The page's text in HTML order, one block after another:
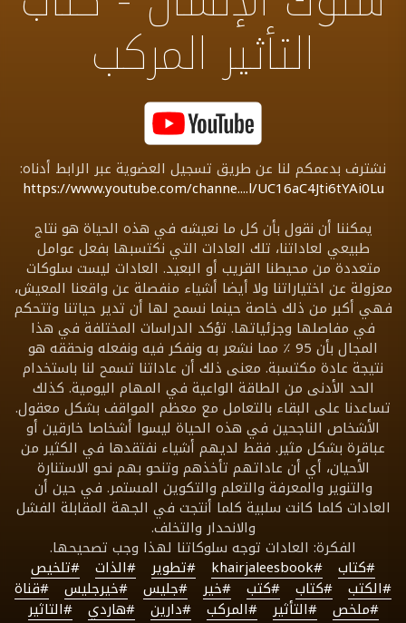
التأثير المركب
نشترف بدعمكم لنا عن طريق تسجيل العضوية عبر الرابط أدناه:
https://www.youtube.com/channe....l/UC16aC4Jti6tYAi0Lu
يمكننا أن نقول بأن كل ما نعيشه في هذه الحياة هو نتاج
طبيعي لعاداتنا، تلك العادات التي نكتسبها بفعل عوامل
متعددة من محيطنا القريب أو البعيد. العادات ليست سلوكات
معزولة عن اختياراتنا ولا أيضا أشياء منفصلة عن واقعنا المعيش،
فهي أكبر من ذلك خاصة حينما نسمح لها أن تدير حياتنا وتتحكم
في مفاصلها وجزئياتها. تؤكد الدراسات المختلفة في هذا
المجال بأن 95 ٪ مما نشعر به ونفكر فيه ونفعله ونحققه هو
نتيجة عادة مكتسبة. معنى ذلك أن عاداتنا تسمح لنا باستخدام
الحد الأدنى من الطاقة الواعية في المهام اليومية. كذلك
تساعدنا على البقاء بالتعامل مع معظم المواقف بشكل معقول.
الأشخاص الناجحين في هذه الحياة ليسوا أشخاصا خارقين أو
عباقرة بشكل مثير. فقط لديهم أشياء نفتقدها في الكثير من
الأحيان، أي أن عاداتهم تأخذهم وتنحو بهم نحو الاستنارة
والتنوير والمعرفة والتعلم والتكوين المستمر. في حين أن
العادات كلما كانت سلبية كلما أنتجت في الجهة المقابلة الفشل
والانحدار والتخلف.
الفكرة: العادات توجه سلوكاتنا لهذا وجب تصحيحها.
#كتاب #khairjaleesbook #تطوير #الذات
#تلخيص
#الكتب
#كتاب #كتب #خير #جليس #خيرجليس
#قناة
#ملخص
#التأثير #المركب #دارين #هاردي #التاثير